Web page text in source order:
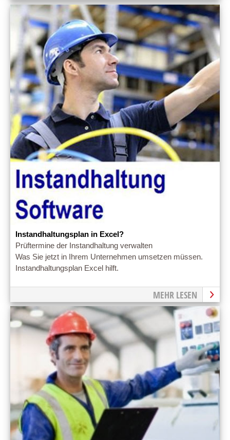
Instandhaltungsplan in Excel?
Prüftermine der Instandhaltung verwalten
Was Sie jetzt in Ihrem Unternehmen umsetzen müssen.
Instandhaltungsplan Excel hilft.
MEHR LESEN